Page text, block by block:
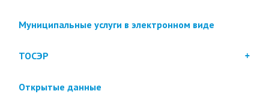
Муниципальные услуги в электронном виде
ТОСЭР
Открытые данные